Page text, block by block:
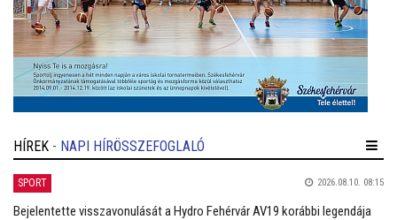
HÍREK - NAPI HÍRÖSSZEFOGLALÓ
SPORT 2026.08.10. 08:15
Bejelentette visszavonulását a Hydro Fehérvár AV19 korábbi legendája